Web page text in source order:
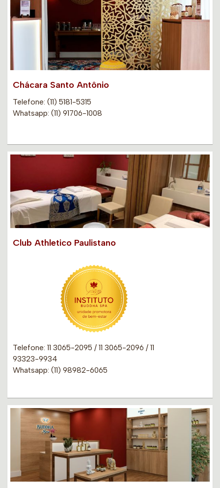
Chácara Santo Antônio
Telefone: (11) 5181-5315
Whatsapp: (11) 91706-1008
Club Athletico Paulistano
Telefone: 11 3065-2095 / 11 3065-2096 / 11
93323-9934
Whatsapp: (11) 98982-6065